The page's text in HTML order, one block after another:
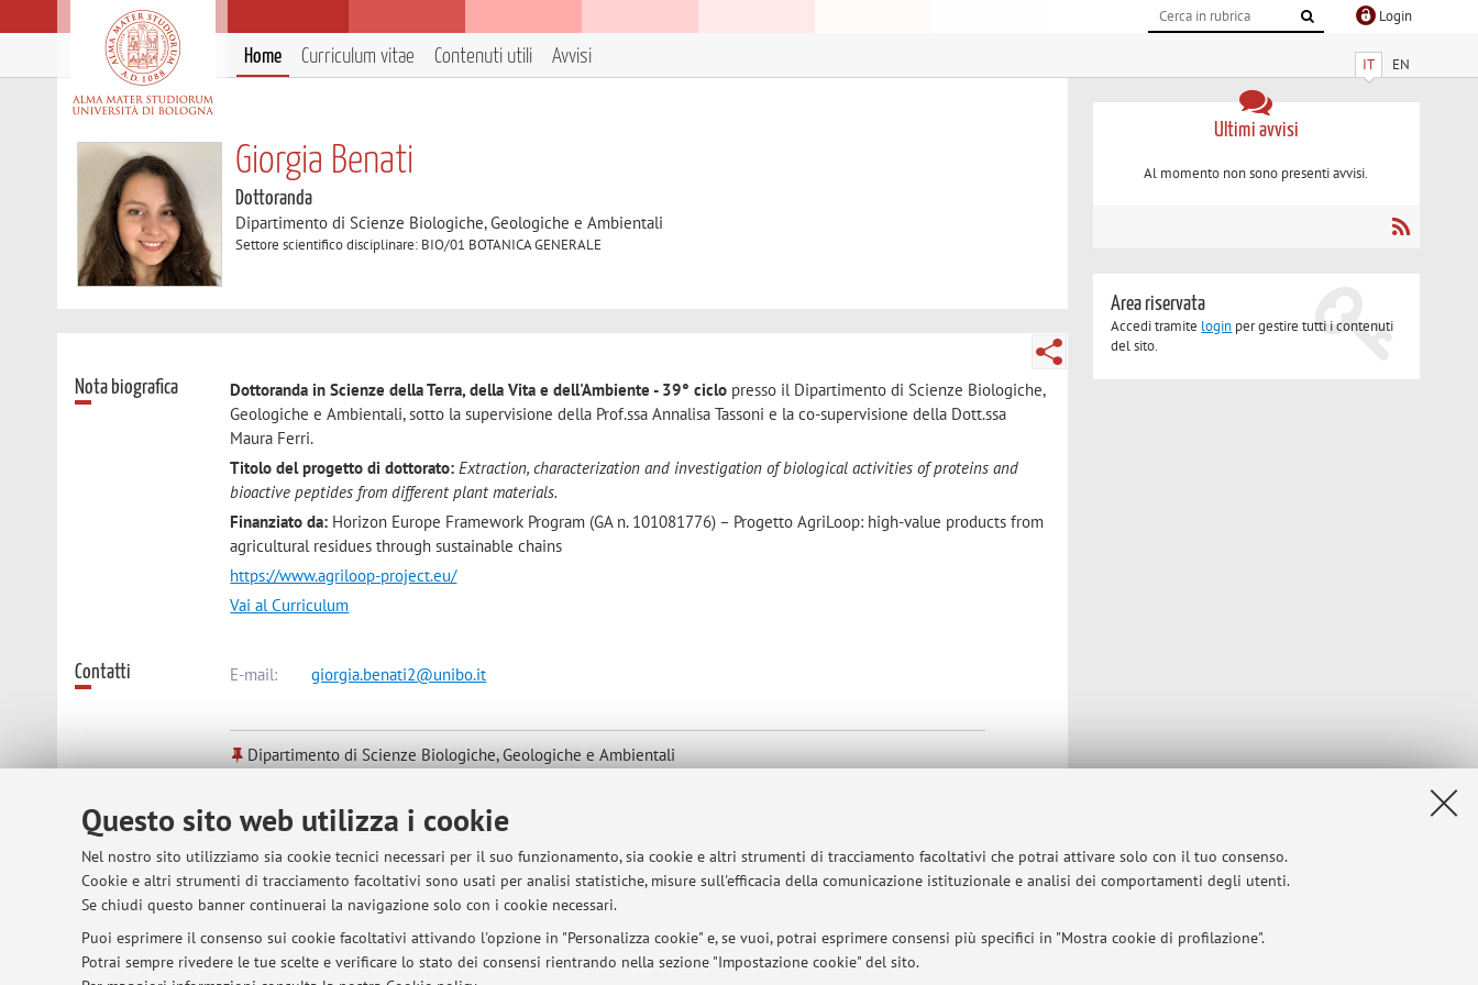
Questo sito web utilizza i cookie
Nel nostro sito utilizziamo sia cookie tecnici necessari per il suo funzionamento, sia cookie e altri strumenti di tracciamento facoltativi che potrai attivare solo con il tuo consenso.
Cookie e altri strumenti di tracciamento facoltativi sono usati per analisi statistiche, misure sull'efficacia della comunicazione istituzionale e analisi dei comportamenti degli utenti.
Se chiudi questo banner continuerai la navigazione solo con i cookie necessari.
Puoi esprimere il consenso sui cookie facoltativi attivando l'opzione in "Personalizza cookie" e, se vuoi, potrai esprimere consensi più specifici in "Mostra cookie di profilazione".
Potrai sempre rivedere le tue scelte e verificare lo stato dei consensi rientrando nella sezione "Impostazione cookie" del sito.
Login
IT EN
Home Curriculum vitae Contenuti utili Avvisi
Giorgia Benati
Dottoranda
Dipartimento di Scienze Biologiche, Geologiche e Ambientali
Settore scientifico disciplinare: BIO/01 BOTANICA GENERALE
Nota biografica Dottoranda in Scienze della Terra, della Vita e dell'Ambiente - 39° ciclo presso il Dipartimento di Scienze Biologiche,
Geologiche e Ambientali, sotto la supervisione della Prof.ssa Annalisa Tassoni e la co-supervisione della Dott.ssa
Maura Ferri.
Titolo del progetto di dottorato:Extraction, characterization and investigation of biological activities of proteins and
bioactive peptides from different plant materials.
Finanziato da: Horizon Europe Framework Program (GA n. 101081776) – Progetto AgriLoop: high-value products from
agricultural residues through sustainable chains
https://www.agriloop-project.eu/
Vai al Curriculum
Contatti E-mail: giorgia.benati2@unibo.it
Dipartimento di Scienze Biologiche, Geologiche e Ambientali
Ultimi avvisi
Al momento non sono presenti avvisi.
Area riservata
Accedi tramite login per gestire tutti i contenuti
del sito.
© 2026 - ALMA MATER STUDIORUM - Università di Bologna - Via Zamboni, 33 - 40126 Bologna - Partita IVA: 01131710376 Privacy |Note legali |Impostazioni Cookie